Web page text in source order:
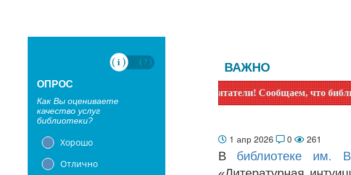
ОПРОС
Как Вы оцениваете
качество услуг
библиотеки?
Хорошо
Отлично
ВАЖНО
Уважаемые читатели! Сообщаем, что библиотеки с 1
1 апр 2026 0 261
В библиотеке им.